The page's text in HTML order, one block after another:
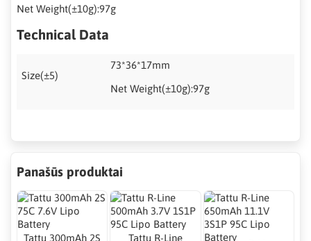
Net Weight(±10g):97g
Technical Data
Size(±5)
73*36*17mm
Net Weight(±10g):97g
Panašūs produktai
Tattu 300mAh 2S
Tattu R-Line